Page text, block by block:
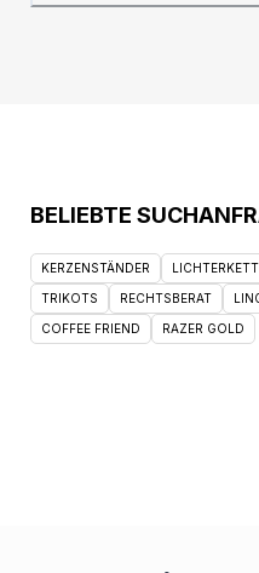
Must-Have-
die ganze Saison
BELIEBTE
KERZENSTÄNDER
TRIKOTS RECHTSBERAT
COFFEE FRIEND RAZER GOLD